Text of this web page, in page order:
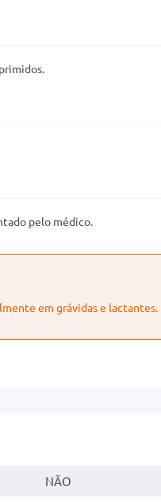
pelo médico.
em grávidas e lactantes.
NÃO